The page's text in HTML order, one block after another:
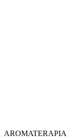
AROMATERAPIA